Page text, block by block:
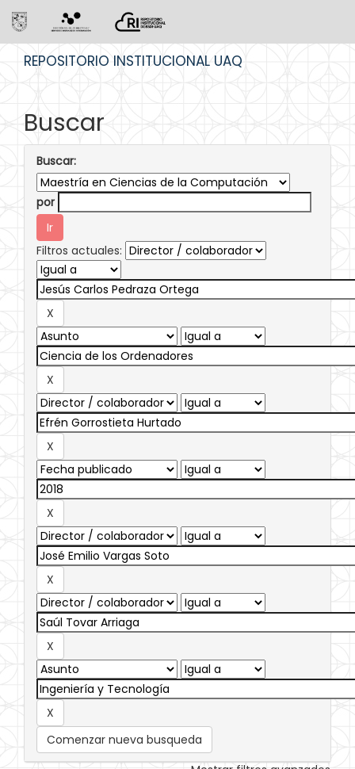
REPOSITORIO INSTITUCIONAL UAQ
Buscar
Buscar:
por
Filtros actuales:
Comenzar nueva busqueda